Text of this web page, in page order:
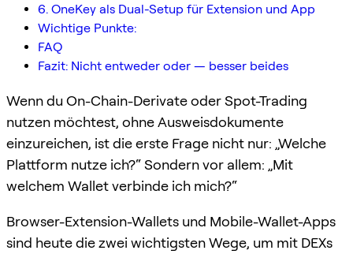
6. OneKey als Dual-Setup für Extension und App
Wichtige Punkte:
FAQ
Fazit: Nicht entweder oder — besser beides
Wenn du On-Chain-Derivate oder Spot-Trading
nutzen möchtest, ohne Ausweisdokumente
einzureichen, ist die erste Frage nicht nur: „Welche
Plattform nutze ich?“ Sondern vor allem: „Mit
welchem Wallet verbinde ich mich?“
Browser-Extension-Wallets und Mobile-Wallet-Apps
sind heute die zwei wichtigsten Wege, um mit DEXs